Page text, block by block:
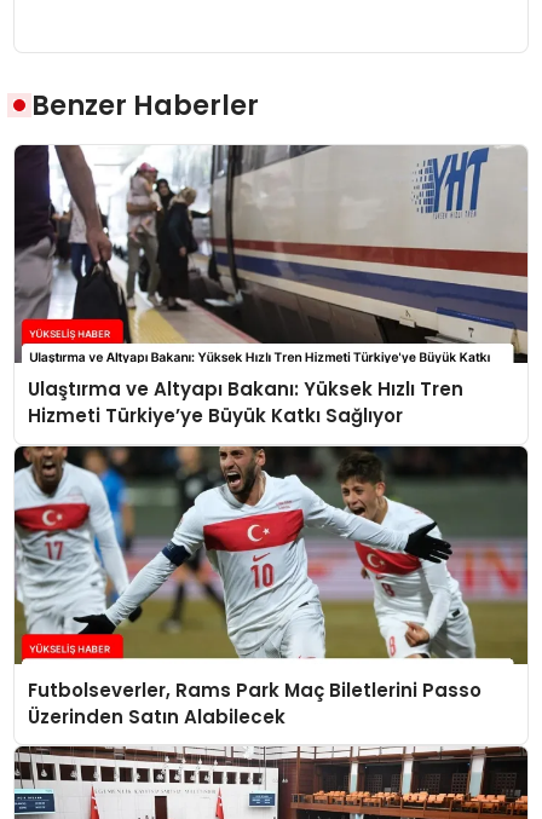
Benzer Haberler
Ulaştırma ve Altyapı Bakanı: Yüksek Hızlı Tren
Hizmeti Türkiye’ye Büyük Katkı Sağlıyor
Futbolseverler, Rams Park Maç Biletlerini Passo
Üzerinden Satın Alabilecek